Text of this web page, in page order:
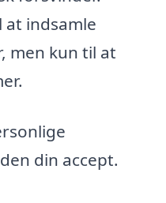
at indsamle
men kun til at
din accept.